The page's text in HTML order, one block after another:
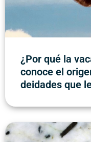
¿Por qué la
conoce el
deidades que